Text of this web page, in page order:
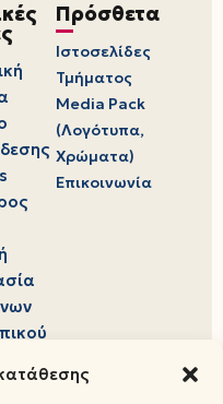
Πρόσθετα
Ιστοσελίδες
Τμήματος
Media Pack
(Λογότυπα,
Χρώματα)
Επικοινωνία